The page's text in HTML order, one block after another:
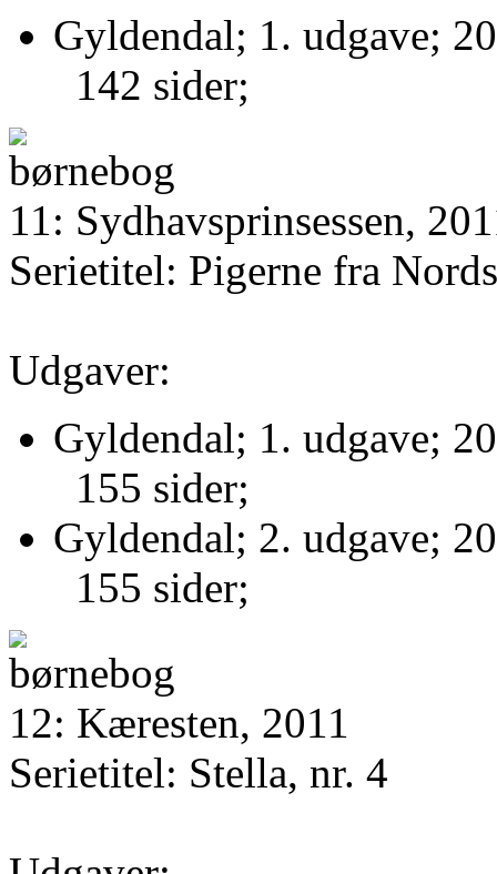
Gyldendal; 1. udgave;
142 sider;
11: Sydhavsprinsessen,
Serietitel: Pigerne fra
Udgaver:
Gyldendal; 1. udgave;
155 sider;
Gyldendal; 2. udgave;
155 sider;
12: Kæresten, 2011
Serietitel: Stella, nr. 4